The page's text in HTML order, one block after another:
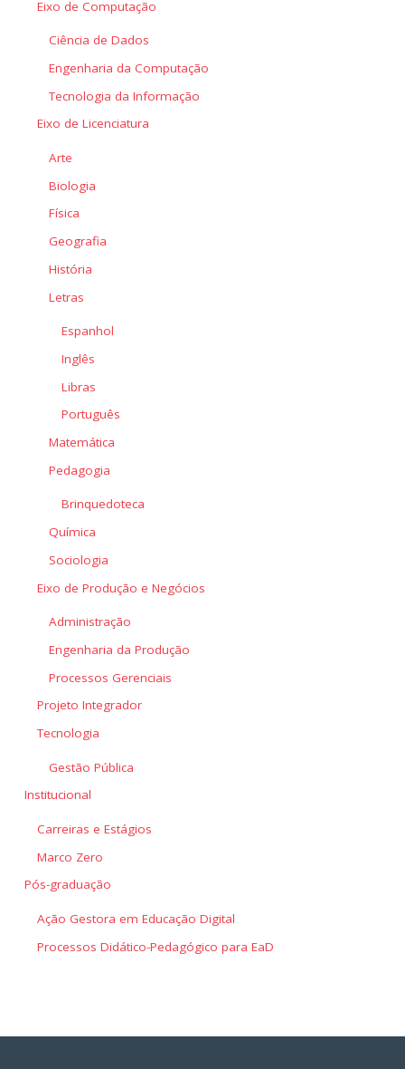
Eixo de Computação
Ciência de Dados
Engenharia da Computação
Tecnologia da Informação
Eixo de Licenciatura
Arte
Biologia
Física
Geografia
História
Letras
Espanhol
Inglês
Libras
Português
Matemática
Pedagogia
Brinquedoteca
Química
Sociologia
Eixo de Produção e Negócios
Administração
Engenharia da Produção
Processos Gerenciais
Projeto Integrador
Tecnologia
Gestão Pública
Institucional
Carreiras e Estágios
Marco Zero
Pós-graduação
Ação Gestora em Educação Digital
Processos Didático-Pedagógico para EaD